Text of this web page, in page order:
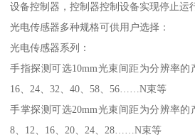
设备控制器，控制器控制设备实现停止运
光电传感器多种规格可供用户选择：
光电传感器系列：
手指探测可选10mm光束间距为分辨率的
16、24、32、40、58、56……N束等
手掌探测可选20mm光束间距为分辨率的
8、12、16、20、24、28……N束等